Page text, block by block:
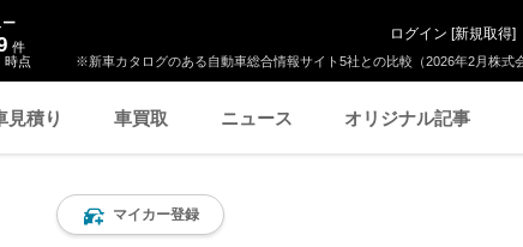
※新車カタログのある自動車総合情報サイト5社との比較（2026年2月株式
ー
件
時点
ログイン [新規取得]
見積り 車買取 ニュース オリジナル記事
マイカー登録